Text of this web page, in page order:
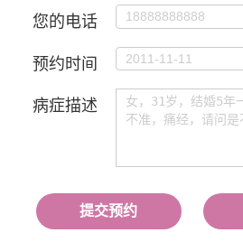
您的电话
预约时间
病症描述
提交预约